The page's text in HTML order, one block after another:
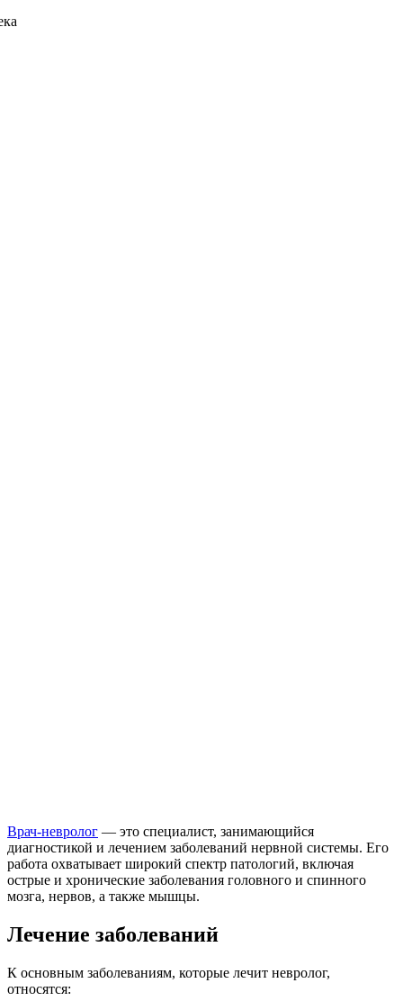
Врач-невролог — это специалист, занимающийся
диагностикой и лечением заболеваний нервной системы. Его
работа охватывает широкий спектр патологий, включая
острые и хронические заболевания головного и спинного
мозга, нервов, а также мышцы.
Лечение заболеваний
К основным заболеваниям, которые лечит невролог,
относятся: